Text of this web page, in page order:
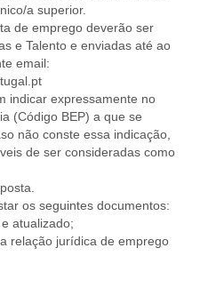
a superior.
de emprego deverão ser
e Talento e enviadas até ao
email:
indicar expressamente no
(Código BEP) a que se
não conste essa indicação,
de ser consideradas como
os seguintes documentos:
atualizado;
relação jurídica de emprego